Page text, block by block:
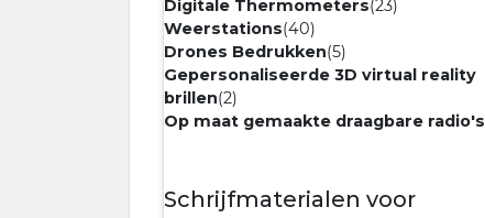
Digitale Thermometers(23)
Weerstations(40)
Drones Bedrukken(5)
Gepersonaliseerde 3D virtual reality
brillen(2)
Op maat gemaakte draagbare radio's
Schrijfmaterialen voor